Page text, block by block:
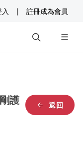
| 註冊成為會員
返回
護